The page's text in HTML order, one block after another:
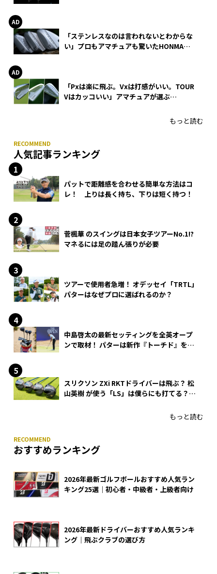
「ステンレスなのは言われないとわからな
い」プロもアマチュアも驚いたHONMA
「Pxは楽に飛ぶ。Vxは打感がいい。TOUR
Vはカッコいい」アマチュアが選ぶ
もっと読む
人気記事ランキング
パットで距離感を合わせる簡単な方法はコ
レ！ 上りは長く持ち、下りは短く持つ！
菅楓華 のスイングは日本女子ツアーNo.1!?
マネるには足の踏ん張りが必要
ツアーで使用者急増！ オデッセイ「TRTL」
パターはなぜプロに選ばれるのか？
中島啓太の最新セッティングを全英オープ
ンで取材！ パターは新作『トーチド』を投
スリクソン ZXi RKTドライバーは飛ぶ？ 松
山英樹 が使う「LS」は僕らにも打てる？
もっと読む
おすすめランキング
2026年最新ゴルフボールおすすめ人気ラン
キング25選｜初心者・中級者・上級者向け
2026年最新ドライバーおすすめ人気ランキ
ング｜飛ぶクラブの選び方